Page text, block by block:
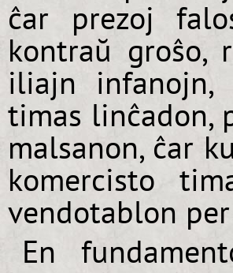
ĉar prezoj
kontraŭ
iliajn infanojn,
timas linĉadon,
malsanon, ĉar
komercisto
vendotablon
En